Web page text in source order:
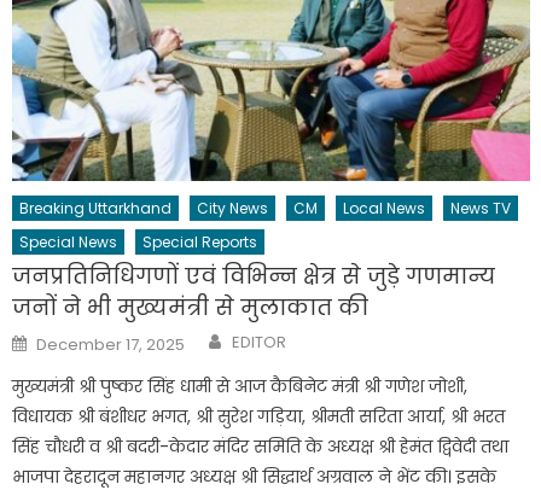
Breaking Uttarkhand City News CM Local News
News TV
Special News
Special Reports
जनप्रतिनिधिगणों एवं विभिन्न क्षेत्र से जुड़े गणमान्य
जनों ने भी मुख्यमंत्री से मुलाकात की
Posted
on
December 17, 2025 Author
EDITOR
मुख्यमंत्री श्री पुष्कर सिंह धामी से आज कैबिनेट मंत्री श्री गणेश जोशी,
विधायक श्री बंशीधर भगत, श्री सुरेश गड़िया, श्रीमती सरिता आर्या, श्री भरत
सिंह चौधरी व श्री बदरी-केदार मंदिर समिति के अध्यक्ष श्री हेमंत द्विवेदी तथा
भाजपा देहरादून महानगर अध्यक्ष श्री सिद्धार्थ अग्रवाल ने भेंट की। इसके